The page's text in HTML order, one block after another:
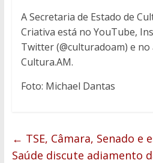
A Secretaria de Estado de
Criativa está no YouTube,
Twitter (@culturadoam) e no
Cultura.AM.
Foto: Michael Dantas
← TSE, Câmara, Senado e
Saúde discute adiamento